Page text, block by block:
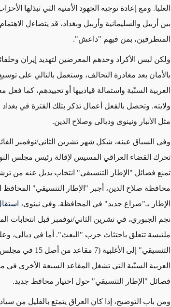
العليا. ومع إعادة توجيه الجهود الأمنية التي تبذلها
بين أربيل والسليمانية وأربيل وبغداد، قد يتضاءل
المتطرفين، بمن فيهم "داعش".
ولكن ليس الأكراد وحدهم المعرضين لتهديد إيران
بالأمان بعد مغادرة التحالف، وستعمل بالتالي على
العربية السنّية واستمالة قيادييها أو تحييدهم، كما
ولايته. وتحصل بالفعل أعمال تذكر بتلك الفترة في
مثل الأنبار ونينوى وديالى وصلاح الدين.
وفي السياق عينه، شكل شهر تشرين الثاني/نوفمبر
تحرك القضاء العراقي المسيس لإقالة رئيس مجلس
تمنع فصائل "الإطار التنسيقي" انتخاب بديل عنه من
محافظة صلاح الدين، أجبر "الإطار التنسيقي"
الإطار بـ"صراع جديد" في المحافظة. وفي نينوى،
نجم الجبوري، في تشرين الثاني/نوفمبر قبل انتخابات
ملتبسة تتعلق باجتثاث حزب "البعث". أما في ديالى،
التنسيقي" إلى
العربية السنّية التي تشغل المقاعد السبعة الأخرى في
فصائل "الإطار التنسيقي" حول اختيار محافظ جديد.
ومن باب التوضيح، إذا كان العراق يتمتع بالقليل من